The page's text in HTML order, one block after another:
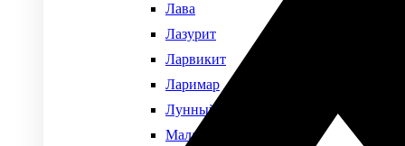
Лава
Лазурит
Ларвикит
Ларимар
Лунный камень
Малахит